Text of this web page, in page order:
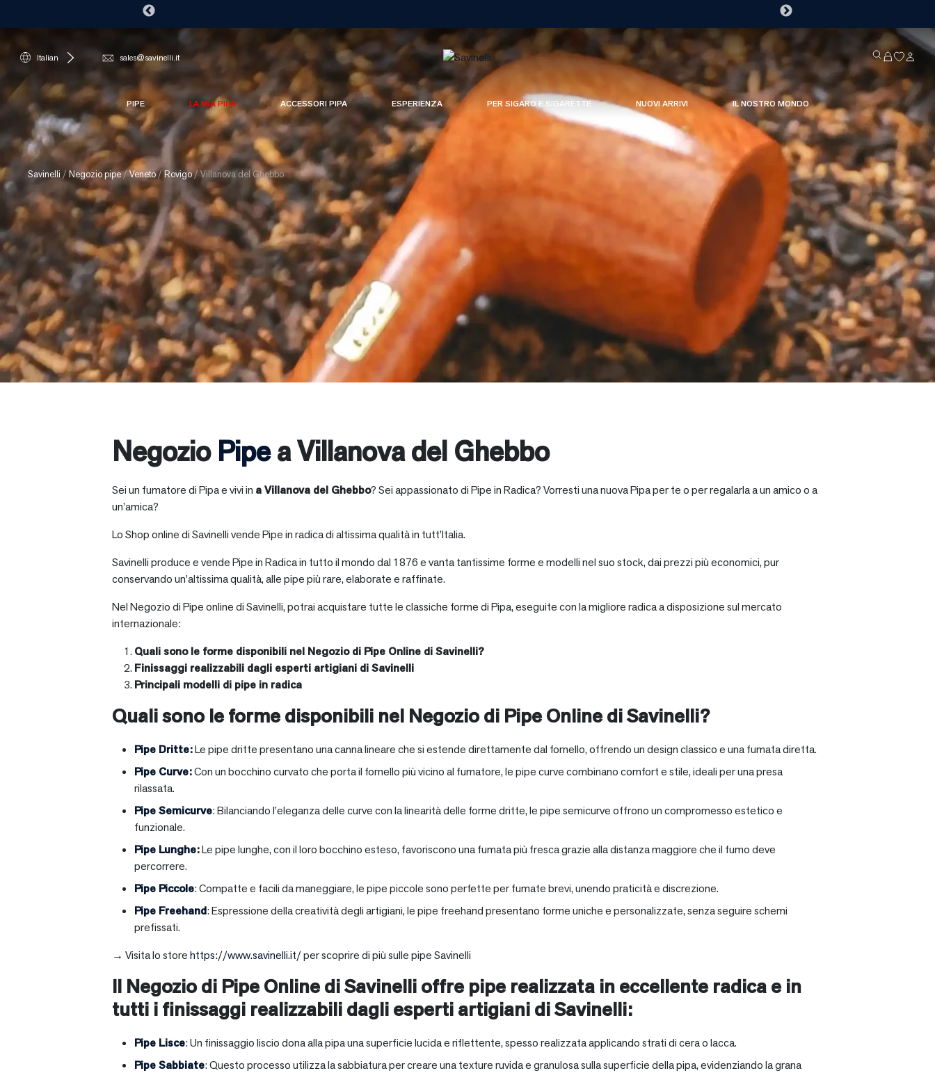
Italian sales@savinelli.it
PIPE LA MIA PIPA ACCESSORI PIPA ESPERIENZA PER SIGARO E SIGARETTE NUOVI ARRIVI IL NOSTRO MONDO
Savinelli / Negozio pipe/Veneto/Rovigo/Villanova del Ghebbo
Negozio Pipea Villanova del Ghebbo
Sei un fumatore di Pipa e vivi in aVillanova del Ghebbo? Sei appassionato di Pipe in Radica? Vorresti una nuova Pipa per te o per regalarla a un amico o a
un’amica?
Lo Shop online di Savinelli vende Pipe in radica di altissima qualità in tutt’Italia.
Savinelli produce e vende Pipe in Radica in tutto il mondo dal 1876 e vanta tantissime forme e modelli nel suo stock, dai prezzi più economici, pur
conservando un’altissima qualità, alle pipe più rare, elaborate e raffinate.
Nel Negozio di Pipe online di Savinelli, potrai acquistare tutte le classiche forme di Pipa, eseguite con la migliore radica a disposizione sul mercato
internazionale:
Quali sono le forme disponibili nel Negozio di Pipe Online di Savinelli?
Finissaggi realizzabili dagli esperti artigiani di Savinelli
Principali modelli di pipe in radica
Quali sono le forme disponibili nel Negozio di Pipe Online di Savinelli?
Pipe Dritte:Le pipe dritte presentano una canna lineare che si estende direttamente dal fornello, offrendo un design classico e una fumata diretta.
Pipe Curve:Con un bocchino curvato che porta il fornello più vicino al fumatore, le pipe curve combinano comfort e stile, ideali per una presa
rilassata.
Pipe Semicurve: Bilanciando l’eleganza delle curve con la linearità delle forme dritte, le pipe semicurve offrono un compromesso estetico e
funzionale.
Pipe Lunghe:Le pipe lunghe, con il loro bocchino esteso, favoriscono una fumata più fresca grazie alla distanza maggiore che il fumo deve
percorrere.
Pipe Piccole: Compatte e facili da maneggiare, le pipe piccole sono perfette per fumate brevi, unendo praticità e discrezione.
Pipe Freehand: Espressione della creatività degli artigiani, le pipe freehand presentano forme uniche e personalizzate, senza seguire schemi
prefissati.
→ Visita lo storehttps://www.savinelli.it/per scoprire di più sulle pipe Savinelli
Il Negozio di Pipe Online di Savinelli offre pipe realizzata in eccellente radica e in
tutti i finissaggi realizzabili dagli esperti artigiani di Savinelli:
Pipe Lisce: Un finissaggio liscio dona alla pipa una superficie lucida e riflettente, spesso realizzata applicando strati di cera o lacca.
Pipe Sabbiate: Questo processo utilizza la sabbiatura per creare una texture ruvida e granulosa sulla superficie della pipa, evidenziando la grana